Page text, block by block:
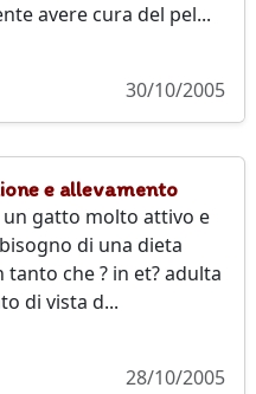
avere cura del pel...
30/10/2005
e allevamento
un gatto molto attivo e
di una dieta
che ? in et? adulta
di vista d...
28/10/2005